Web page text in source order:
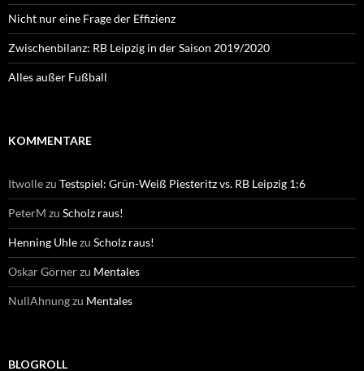
Nicht nur eine Frage der Effizienz
Zwischenbilanz: RB Leipzig in der Saison 2019/2020
Alles außer Fußball
KOMMENTARE
Itwollezu Testspiel: Grün-Weiß Piesteritz vs. RB Leipzig 1:6
PeterM zu Scholz raus!
Henning Uhlezu Scholz raus!
Oskar Görnerzu Mentales
NullAhnungzu Mentales
BLOGROLL